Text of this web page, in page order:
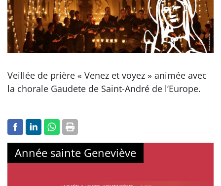
Veillée de prière « Venez et voyez » animée avec
la chorale Gaudete de Saint-André de l’Europe.
Année sainte Geneviève